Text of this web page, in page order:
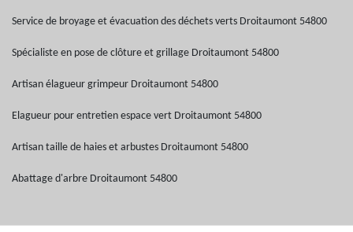
Service de broyage et évacuation des déchets verts Droitaumont 54800
Spécialiste en pose de clôture et grillage Droitaumont 54800
Artisan élagueur grimpeur Droitaumont 54800
Elagueur pour entretien espace vert Droitaumont 54800
Artisan taille de haies et arbustes Droitaumont 54800
Abattage d'arbre Droitaumont 54800